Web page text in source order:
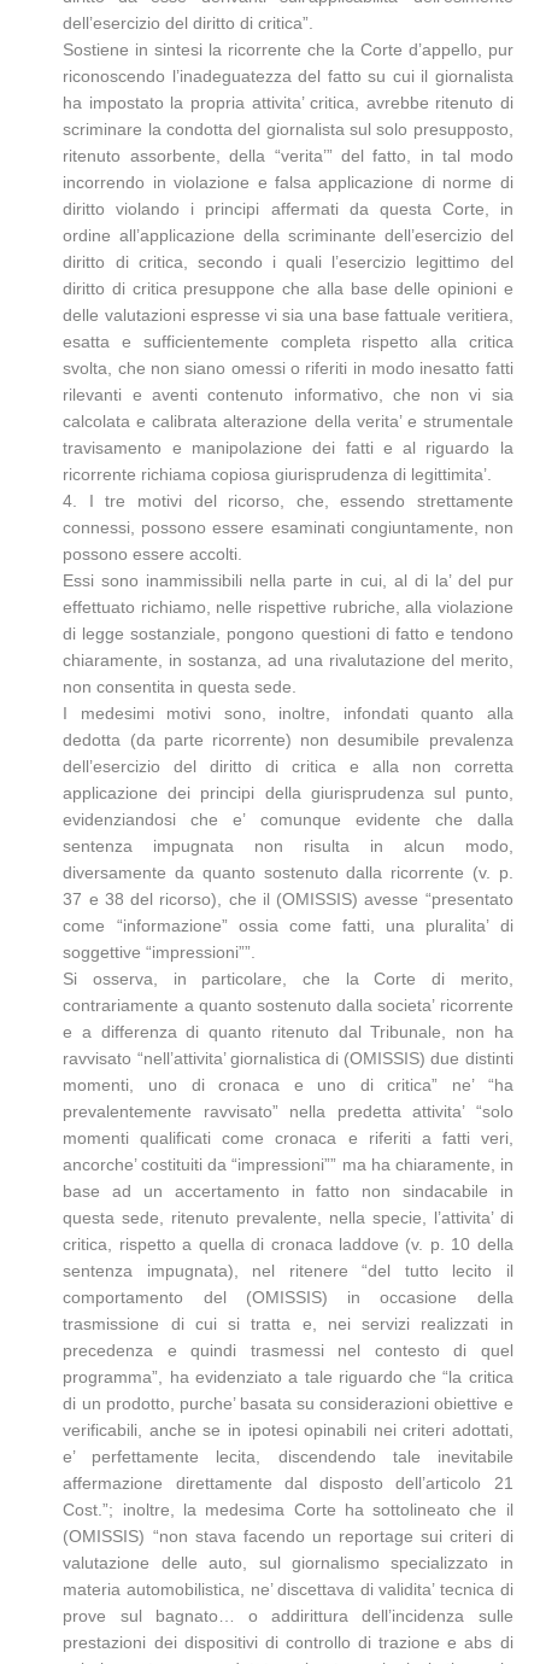
dell’esercizio del diritto di critica”.
Sostiene in sintesi la ricorrente che la Corte d’appello, pur
riconoscendo l’inadeguatezza del fatto su cui il giornalista
ha impostato la propria attivita’ critica, avrebbe ritenuto di
scriminare la condotta del giornalista sul solo presupposto,
ritenuto assorbente, della “verita’” del fatto, in tal modo
incorrendo in violazione e falsa applicazione di norme di
diritto violando i principi affermati da questa Corte, in
ordine all’applicazione della scriminante dell’esercizio del
diritto di critica, secondo i quali l’esercizio legittimo del
diritto di critica presuppone che alla base delle opinioni e
delle valutazioni espresse vi sia una base fattuale veritiera,
esatta e sufficientemente completa rispetto alla critica
svolta, che non siano omessi o riferiti in modo inesatto fatti
rilevanti e aventi contenuto informativo, che non vi sia
calcolata e calibrata alterazione della verita’ e strumentale
travisamento e manipolazione dei fatti e al riguardo la
ricorrente richiama copiosa giurisprudenza di legittimita’.
4. I tre motivi del ricorso, che, essendo strettamente
connessi, possono essere esaminati congiuntamente, non
possono essere accolti.
Essi sono inammissibili nella parte in cui, al di la’ del pur
effettuato richiamo, nelle rispettive rubriche, alla violazione
di legge sostanziale, pongono questioni di fatto e tendono
chiaramente, in sostanza, ad una rivalutazione del merito,
non consentita in questa sede.
I medesimi motivi sono, inoltre, infondati quanto alla
dedotta (da parte ricorrente) non desumibile prevalenza
dell’esercizio del diritto di critica e alla non corretta
applicazione dei principi della giurisprudenza sul punto,
evidenziandosi che e’ comunque evidente che dalla
sentenza impugnata non risulta in alcun modo,
diversamente da quanto sostenuto dalla ricorrente (v. p.
37 e 38 del ricorso), che il (OMISSIS) avesse “presentato
come “informazione” ossia come fatti, una pluralita’ di
soggettive “impressioni””.
Si osserva, in particolare, che la Corte di merito,
contrariamente a quanto sostenuto dalla societa’ ricorrente
e a differenza di quanto ritenuto dal Tribunale, non ha
ravvisato “nell’attivita’ giornalistica di (OMISSIS) due distinti
momenti, uno di cronaca e uno di critica” ne’ “ha
prevalentemente ravvisato” nella predetta attivita’ “solo
momenti qualificati come cronaca e riferiti a fatti veri,
ancorche’ costituiti da “impressioni”” ma ha chiaramente, in
base ad un accertamento in fatto non sindacabile in
questa sede, ritenuto prevalente, nella specie, l’attivita’ di
critica, rispetto a quella di cronaca laddove (v. p. 10 della
sentenza impugnata), nel ritenere “del tutto lecito il
comportamento del (OMISSIS) in occasione della
trasmissione di cui si tratta e, nei servizi realizzati in
precedenza e quindi trasmessi nel contesto di quel
programma”, ha evidenziato a tale riguardo che “la critica
di un prodotto, purche’ basata su considerazioni obiettive e
verificabili, anche se in ipotesi opinabili nei criteri adottati,
e’ perfettamente lecita, discendendo tale inevitabile
affermazione direttamente dal disposto dell’articolo 21
Cost.”; inoltre, la medesima Corte ha sottolineato che il
(OMISSIS) “non stava facendo un reportage sui criteri di
valutazione delle auto, sul giornalismo specializzato in
materia automobilistica, ne’ discettava di validita’ tecnica di
prove sul bagnato… o addirittura dell’incidenza sulle
prestazioni dei dispositivi di controllo di trazione e abs di